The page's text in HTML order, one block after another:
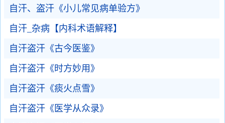
自汗、盗汗《小儿常见病单验方》
自汗_杂病【内科术语解释】
自汗盗汗《古今医鉴》
自汗盗汗《时方妙用》
自汗盗汗《痰火点雪》
自汗盗汗《医学从众录》